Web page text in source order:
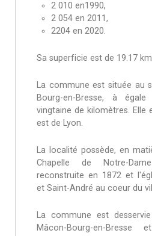
2 010 en1990,
2 054 en 2011,
2204 en 2020.
Sa superficie est de 19.17
La commune est située au
Bourg-en-Bresse, à
vingtaine de kilomètres. Elle
est de Lyon.
La localité possède, en
Chapelle de Notre-
reconstruite en 1872 et
et Saint-André au coeur du
La commune est
Mâcon-Bourg-en-Bresse